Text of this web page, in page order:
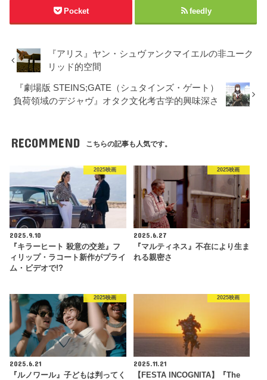
Pocket feedly
『アリス』ヤン・シュヴァンクマイエルの非ユーク
リッド的空間
『劇場版 STEINS;GATE（シュタインズ・ゲート）
負荷領域のデジャヴ』オタク文化考古学的興味深さ
RECOMMEND こちらの記事も人気です。
2025映画
2025.9.10
『キラーヒート 殺意の交差』フ
ィリップ・ラコート新作がプライ
ム・ビデオで!?
2025映画
2025.6.27
『マルティネス』不在により生ま
れる親密さ
2025映画
2025.6.21
『ルノワール』子どもは判ってく
2025映画
2025.11.21
【FESTA INCOGNITA】『The